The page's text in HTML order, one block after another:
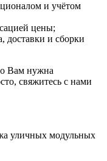
и учётом
цены;
доставки и сборки
Вам нужна
свяжитесь с нами
уличных модульных